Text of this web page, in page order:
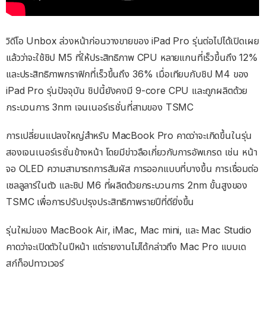
วิดีโอ Unbox ล่วงหน้าก่อนวางขายของ iPad Pro รุ่นต่อไปได้เปิดเผย
แล้วว่าจะใช้ชิป M5 ที่ให้ประสิทธิภาพ CPU หลายแกนที่เร็วขึ้นถึง 12%
และประสิทธิภาพกราฟิกที่เร็วขึ้นถึง 36% เมื่อเทียบกับชิป M4 ของ
iPad Pro รุ่นปัจจุบัน ชิปนี้ยังคงมี 9-core CPU และถูกผลิตด้วย
กระบวนการ 3nm เจนเนอร์เรชั่นที่สามของ TSMC
การเปลี่ยนแปลงใหญ่สำหรับ MacBook Pro คาดว่าจะเกิดขึ้นในรุ่น
สองเจนเนอร์เรชั่นข้างหน้า โดยมีข่าวลือเกี่ยวกับการอัพเกรด เช่น หน้า
จอ OLED ความสามารถการสัมผัส การออกแบบที่บางขึ้น การเชื่อมต่อ
เซลลูลาร์ในตัว และชิป M6 ที่ผลิตด้วยกระบวนการ 2nm ขั้นสูงของ
TSMC เพื่อการปรับปรุงประสิทธิภาพรายปีที่ดียิ่งขึ้น
รุ่นใหม่ของ MacBook Air, iMac, Mac mini, และ Mac Studio
คาดว่าจะเปิดตัวในปีหน้า แต่รายงานไม่ได้กล่าวถึง Mac Pro แบบเด
สก์ท็อปทาวเวอร์